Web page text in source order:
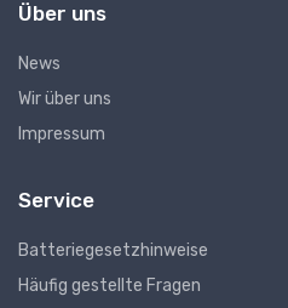
Über uns
News
Wir über uns
Impressum
Service
Batteriegesetzhinweise
Häufig gestellte Fragen